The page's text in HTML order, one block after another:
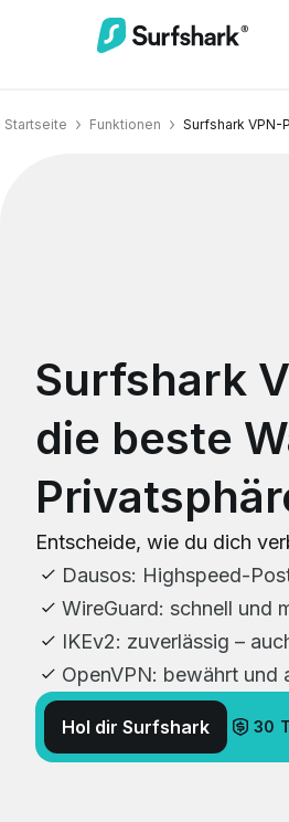
Startseite Funktionen Surfshark VPN-
Surfshark
die beste
Entscheide, wie du dich
Dausos: Highspeed-
WireGuard: schnell und
IKEv2: zuverlässig –
OpenVPN: bewährt und
Hol dir Surfshark 30